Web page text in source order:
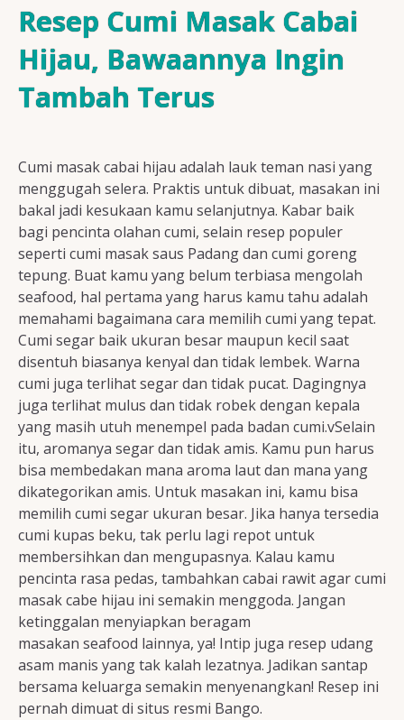
Resep Ikan
Resep Tempe/Tahu
Resep Sayuran
Semua Resep
Resep Cumi Masak Cabai
Hijau, Bawaannya Ingin
Tambah Terus
Cumi masak cabai hijau adalah lauk teman nasi yang
menggugah selera. Praktis untuk dibuat, masakan ini
bakal jadi kesukaan kamu selanjutnya. Kabar baik
bagi pencinta olahan cumi, selain resep populer
seperti cumi masak saus Padang dan cumi goreng
tepung. Buat kamu yang belum terbiasa mengolah
seafood, hal pertama yang harus kamu tahu adalah
memahami bagaimana cara memilih cumi yang tepat.
Cumi segar baik ukuran besar maupun kecil saat
disentuh biasanya kenyal dan tidak lembek. Warna
cumi juga terlihat segar dan tidak pucat. Dagingnya
juga terlihat mulus dan tidak robek dengan kepala
yang masih utuh menempel pada badan cumi.vSelain
itu, aromanya segar dan tidak amis. Kamu pun harus
bisa membedakan mana aroma laut dan mana yang
dikategorikan amis. Untuk masakan ini, kamu bisa
memilih cumi segar ukuran besar. Jika hanya tersedia
cumi kupas beku, tak perlu lagi repot untuk
membersihkan dan mengupasnya. Kalau kamu
pencinta rasa pedas, tambahkan cabai rawit agar cumi
masak cabe hijau ini semakin menggoda. Jangan
ketinggalan menyiapkan beragam
masakan seafood lainnya, ya! Intip juga resep udang
asam manis yang tak kalah lezatnya. Jadikan santap
bersama keluarga semakin menyenangkan! Resep ini
pernah dimuat di situs resmi Bango.